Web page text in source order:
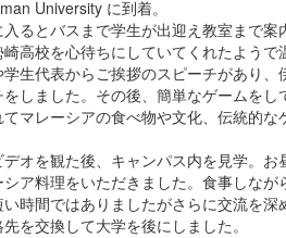
University に到着。
るとバスまで学生が出迎え教室まで案
高校を心待ちにしていてくれたよう
生代表からご挨拶のスピーチがあり
しました。その後、簡単なゲームを
てマレーシアの食べ物や文化、伝統的
オを観た後、キャンパス内を見学。
ア料理をいただきました。食事しな
時間ではありましたがさらに交流を深
を交換して大学を後にしました。